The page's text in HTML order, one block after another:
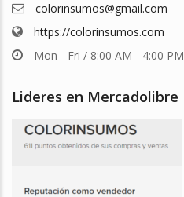
colorinsumos@gmail.com
https://colorinsumos.com
Mon - Fri / 8:00 AM - 4:00 PM
Lideres en Mercadolibre